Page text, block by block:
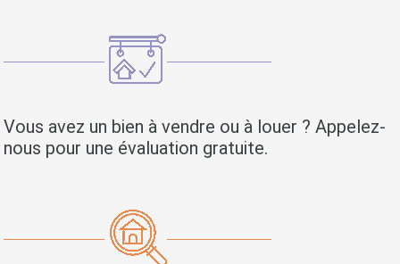
Vous avez un bien à vendre ou à louer ? Appelez-
nous pour une évaluation gratuite.